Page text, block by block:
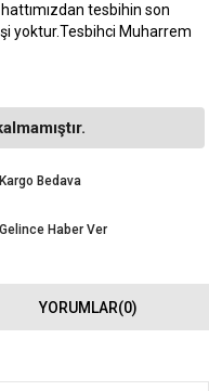
tesbihin son
yoktur.Tesbihci Muharrem
Kargo Bedava
Gelince Haber Ver
YORUMLAR(0)